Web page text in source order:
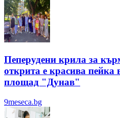
Пеперудени крила за
открита е красива пейка
площад "Дунав"
9meseca.bg